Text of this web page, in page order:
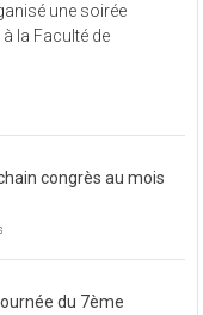
une soirée
la Faculté de
congrès au mois
prochain du 7ème